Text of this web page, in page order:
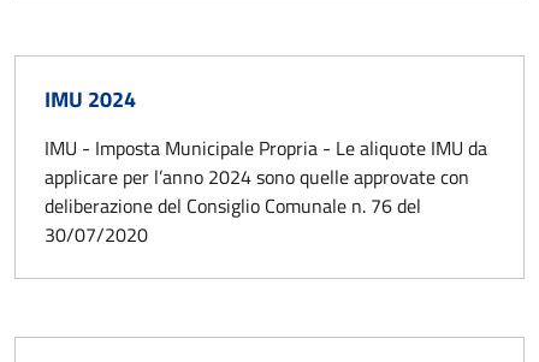
IMU 2024
IMU - Imposta Municipale Propria - Le aliquote IMU da
applicare per l’anno 2024 sono quelle approvate con
deliberazione del Consiglio Comunale n. 76 del
30/07/2020